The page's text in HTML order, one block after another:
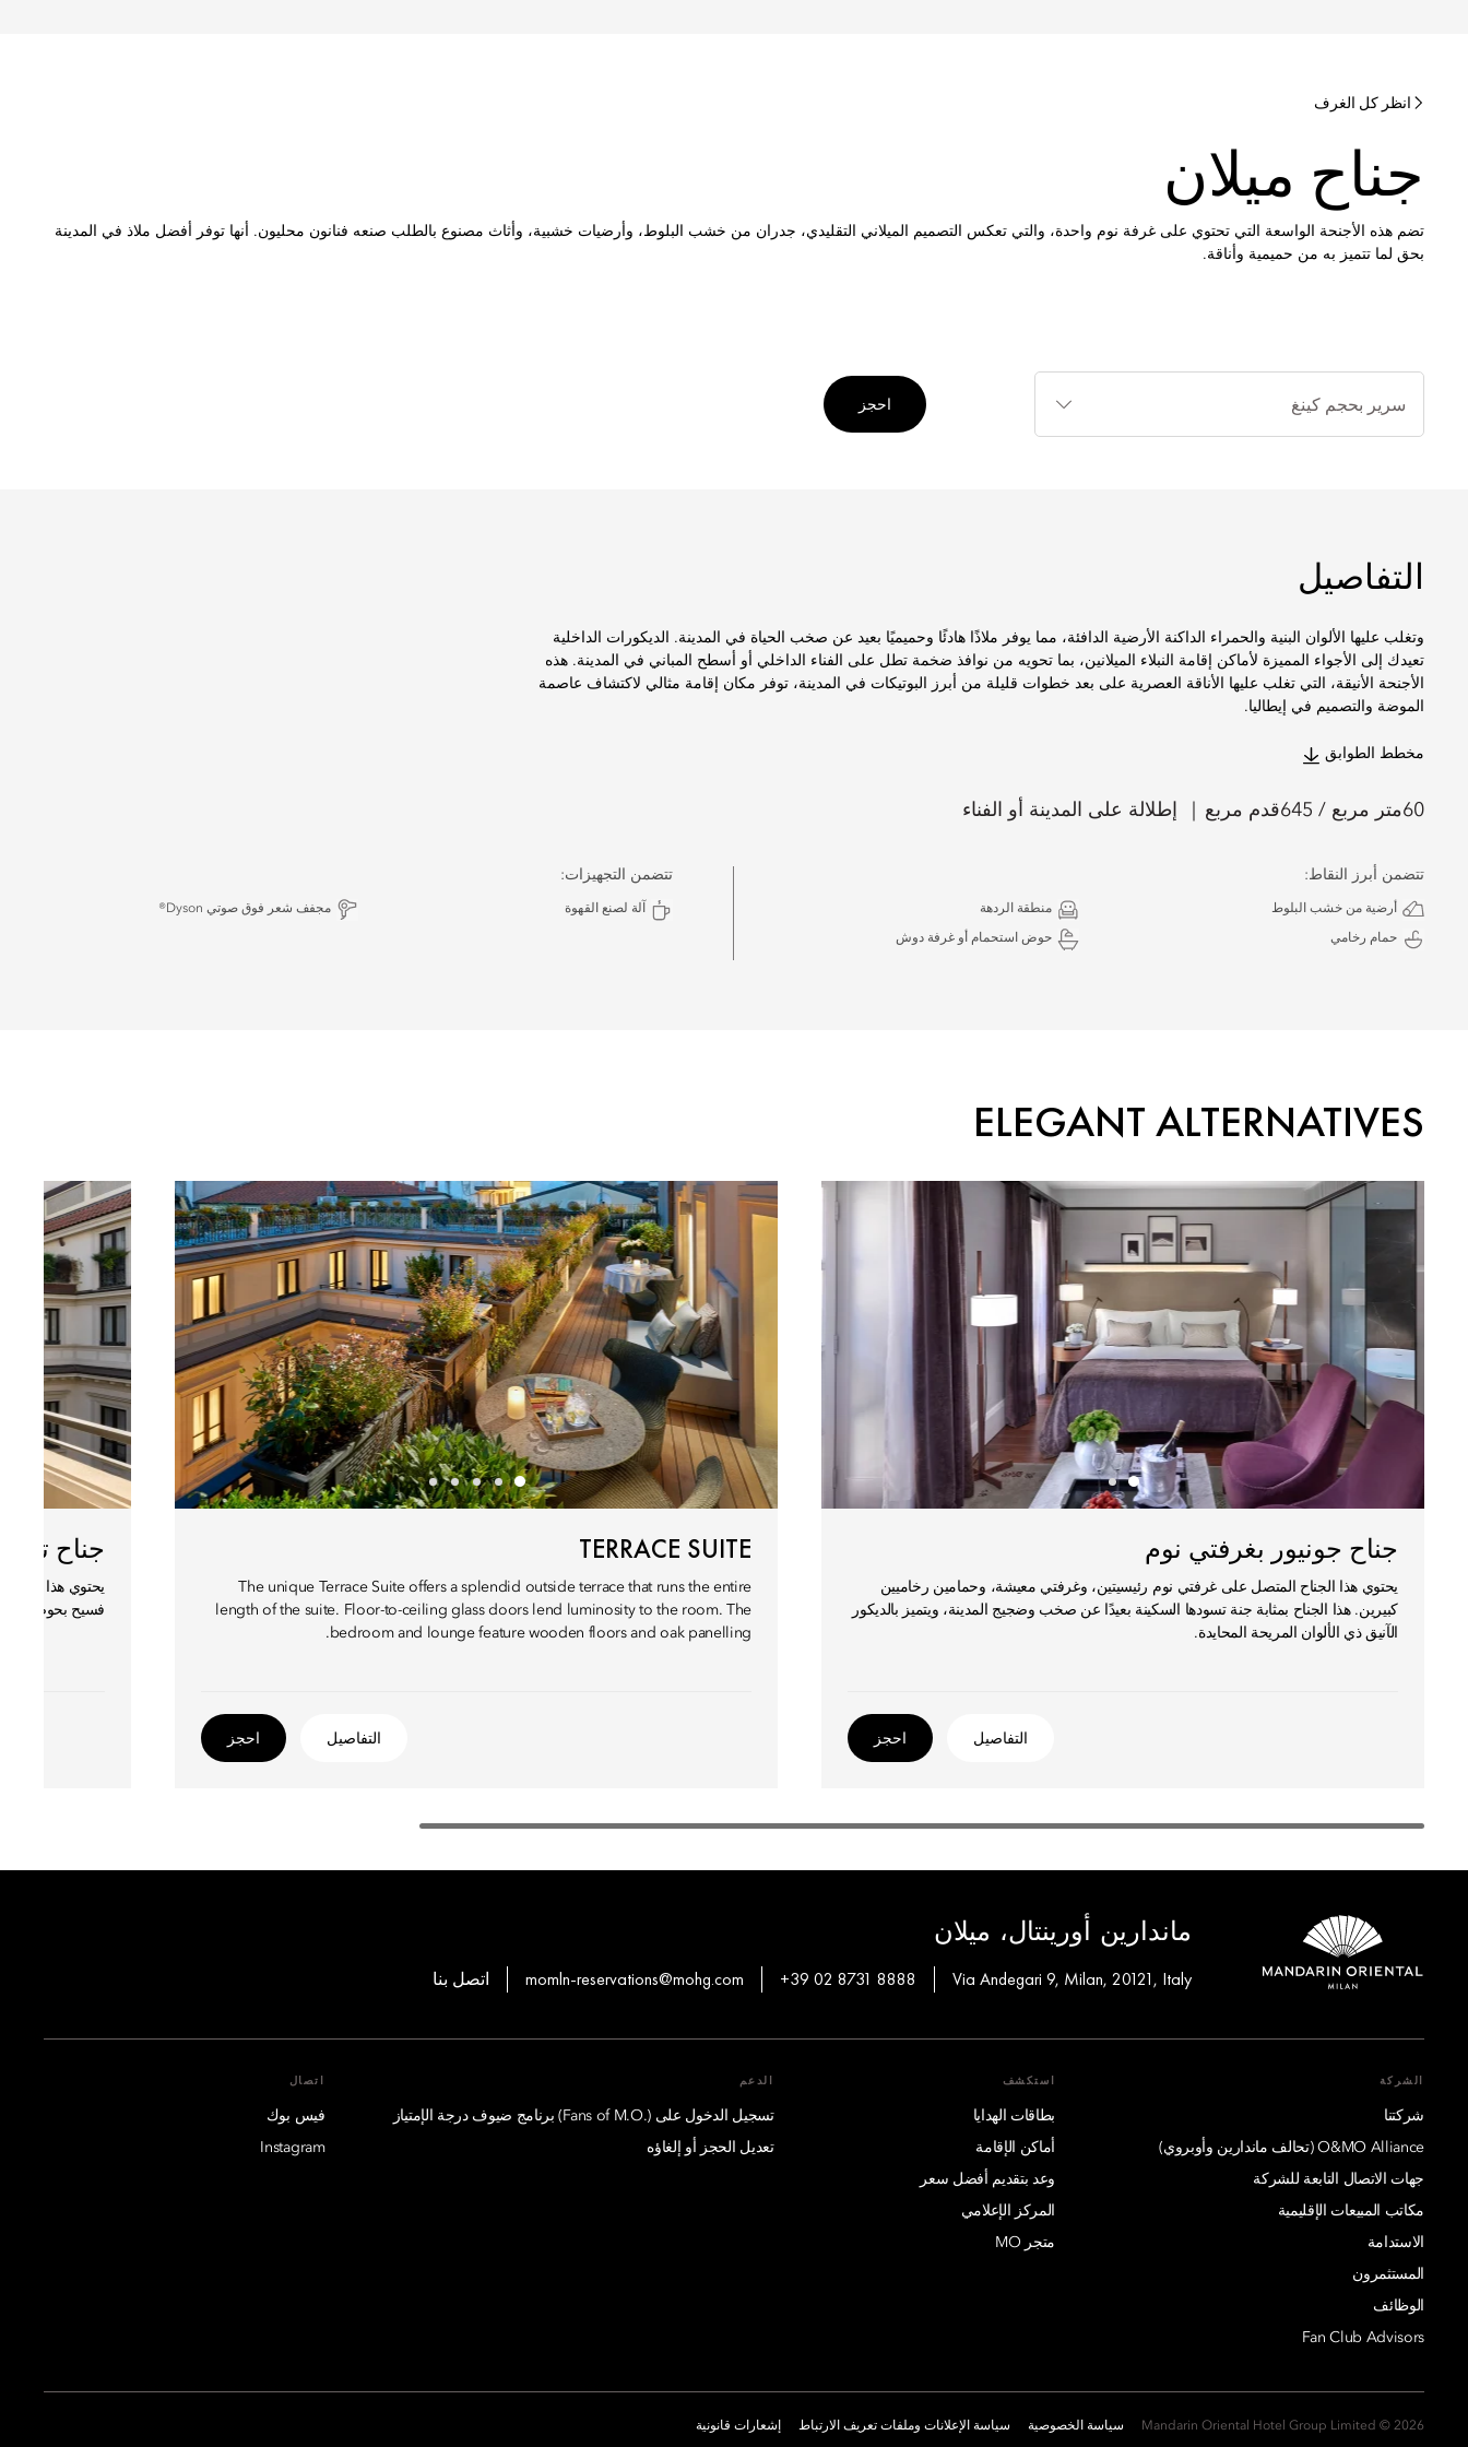
انظر كل الغرف
جناح ميلان
تضم هذه الأجنحة الواسعة التي تحتوي على غرفة نوم واحدة، والتي تعكس التصميم الميلاني التقليدي، جدران من خشب البلوط، وأرضيات خشبية، وأثاث مصنوع بالطلب صنعه فنانون محليون. أنها توفر أفضل ملاذ في المدينة
بحق لما تتميز به من حميمية وأناقة.
أنواع
احجز
التفاصيل
وتغلب عليها الألوان البنية والحمراء الداكنة الأرضية الدافئة، مما يوفر ملاذًا هادئًا وحميميًا بعيد عن صخب الحياة في المدينة. الديكورات الداخلية
تعيدك إلى الأجواء المميزة لأماكن إقامة النبلاء الميلانين، بما تحويه من نوافذ ضخمة تطل على الفناء الداخلي أو أسطح المباني في المدينة. هذه
الأجنحة الأنيقة، التي تغلب عليها الأناقة العصرية على بعد خطوات قليلة من أبرز البوتيكات في المدينة، توفر مكان إقامة مثالي لاكتشاف عاصمة
الموضة والتصميم في إيطاليا.
مخطط الطوابق
60متر مربع / 645قدم مربع إطلالة على المدينة أو الفناء
تتضمن أبرز النقاط:
أرضية من خشب البلوط منطقة الردهة
حمام رخامي حوض استحمام أو غرفة دوش
تتضمن التجهيزات:
آلة لصنع القهوة مجفف شعر فوق صوتي Dyson®
ELEGANT ALTERNATIVES
جناح جونيور بغرفتي نوم
يحتوي هذا الجناح المتصل على غرفتي نوم رئيسيتين، وغرفتي معيشة، وحمامين رخاميين
كبيرين. هذا الجناح بمثابة جنة تسودها السكينة بعيدًا عن صخب وضجيج المدينة، ويتميز بالديكور
الآنيق ذي الألوان المريحة المحايدة.
التفاصيل احجز
TERRACE SUITE
The unique Terrace Suite offers a splendid outside terrace that runs the entire
length of the suite. Floor-to-ceiling glass doors lend luminosity to the room. The
bedroom and lounge feature wooden floors and oak panelling.
التفاصيل احجز
جناح
يحتوي هذا
فسيح بحوض
ماندارين أورينتال، ميلان
Via Andegari 9, Milan, 20121, Italy
+39 02 8731 8888
momln-reservations@mohg.com اتصل بنا
الشركة
شركتنا
O&MO Alliance (تحالف ماندارين وأوبروي)
جهات الاتصال التابعة للشركة
مكاتب المبيعات الإقليمية
الاستدامة
المستثمرون
الوظائف
Fan Club Advisors
استكشف
بطاقات الهدايا
أماكن الإقامة
وعد بتقديم أفضل سعر
المركز الإعلامي
متجر MO
الدعم
تسجيل الدخول على (.Fans of M.O) برنامج ضيوف درجة الإمتياز
تعديل الحجز أو إلغاؤه
اتصال
فيس بوك
Instagram
2026 © Mandarin Oriental Hotel Group Limited سياسة الخصوصية سياسة الإعلانات وملفات تعريف الارتباط إشعارات قانونية